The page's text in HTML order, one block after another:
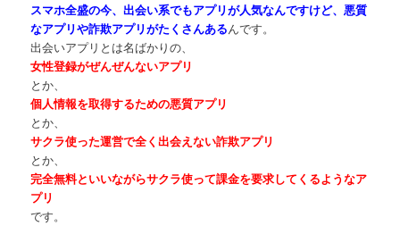
スマホ全盛の今、出会い系でもアプリが人気なんですけど、悪質
なアプリや詐欺アプリがたくさんあるんです。
出会いアプリとは名ばかりの、
女性登録がぜんぜんないアプリ
とか、
個人情報を取得するための悪質アプリ
とか、
サクラ使った運営で全く出会えない詐欺アプリ
とか、
完全無料といいながらサクラ使って課金を要求してくるようなア
プリ
です。